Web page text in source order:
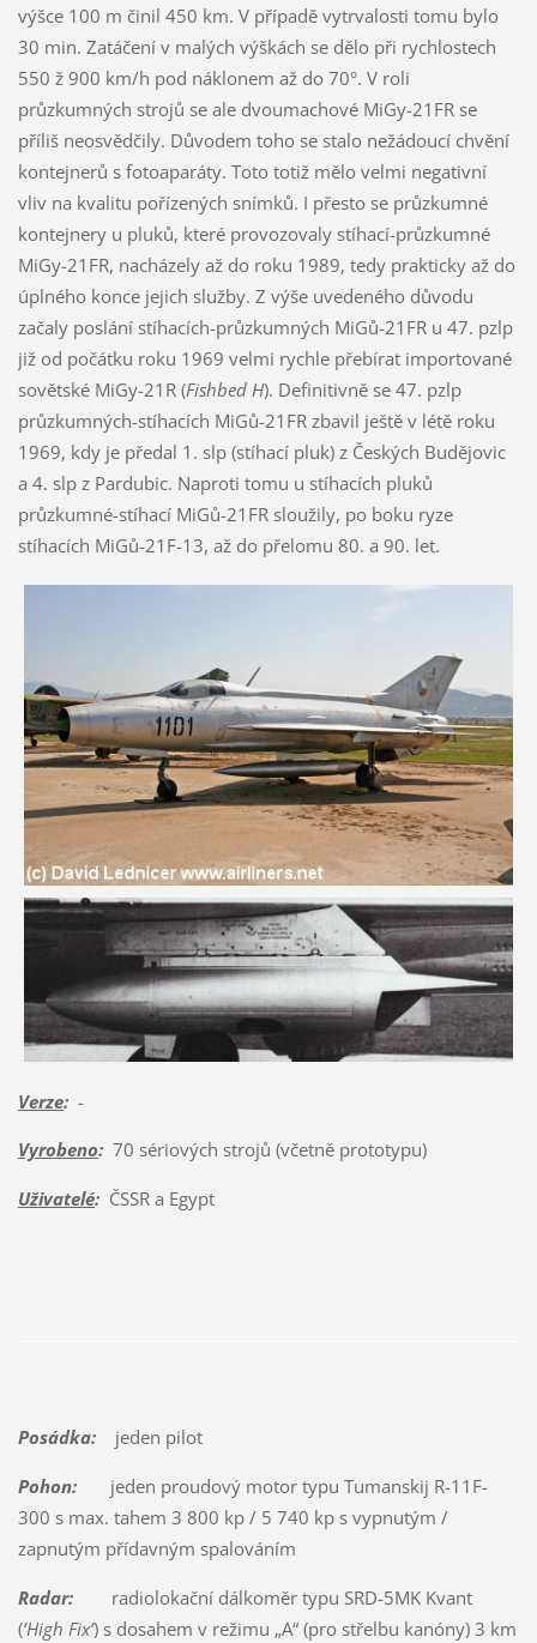
výšce 100 m činil 450 km. V případě vytrvalosti tomu bylo
30 min. Zatáčení v malých výškách se dělo při rychlostech
550 ž 900 km/h pod náklonem až do 70°. V roli
průzkumných strojů se ale dvoumachové MiGy-21FR se
příliš neosvědčily. Důvodem toho se stalo nežádoucí chvění
kontejnerů s fotoaparáty. Toto totiž mělo velmi negativní
vliv na kvalitu pořízených snímků. I přesto se průzkumné
kontejnery u pluků, které provozovaly stíhací-průzkumné
MiGy-21FR, nacházely až do roku 1989, tedy prakticky až do
úplného konce jejich služby. Z výše uvedeného důvodu
začaly poslání stíhacích-průzkumných MiGů-21FR u 47. pzlp
již od počátku roku 1969 velmi rychle přebírat importované
sovětské MiGy-21R (Fishbed H). Definitivně se 47. pzlp
průzkumných-stíhacích MiGů-21FR zbavil ještě v létě roku
1969, kdy je předal 1. slp (stíhací pluk) z Českých Budějovic
a 4. slp z Pardubic. Naproti tomu u stíhacích pluků
průzkumné-stíhací MiGů-21FR sloužily, po boku ryze
stíhacích MiGů-21F-13, až do přelomu 80. a 90. let.
Verze:-
Vyrobeno:70 sériových strojů (včetně prototypu)
Uživatelé:ČSSR a Egypt
Posádka:jeden pilot
Pohon:jeden proudový motor typu Tumanskij R-11F-
300 s max. tahem 3 800 kp / 5 740 kp s vypnutým /
zapnutým přídavným spalováním
Radar:radiolokační dálkoměr typu SRD-5MK Kvant
(‘High Fix’) s dosahem v režimu „A“ (pro střelbu kanóny) 3 km